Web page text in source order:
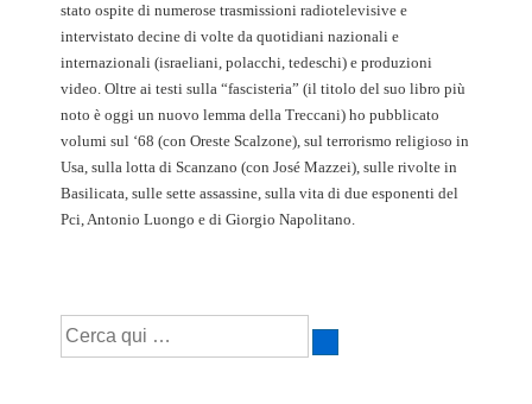
stato ospite di numerose trasmissioni radiotelevisive e
intervistato decine di volte da quotidiani nazionali e
internazionali (israeliani, polacchi, tedeschi) e produzioni
video. Oltre ai testi sulla “fascisteria” (il titolo del suo libro più
noto è oggi un nuovo lemma della Treccani) ho pubblicato
volumi sul ‘68 (con Oreste Scalzone), sul terrorismo religioso in
Usa, sulla lotta di Scanzano (con José Mazzei), sulle rivolte in
Basilicata, sulle sette assassine, sulla vita di due esponenti del
Pci, Antonio Luongo e di Giorgio Napolitano.
Cerca: